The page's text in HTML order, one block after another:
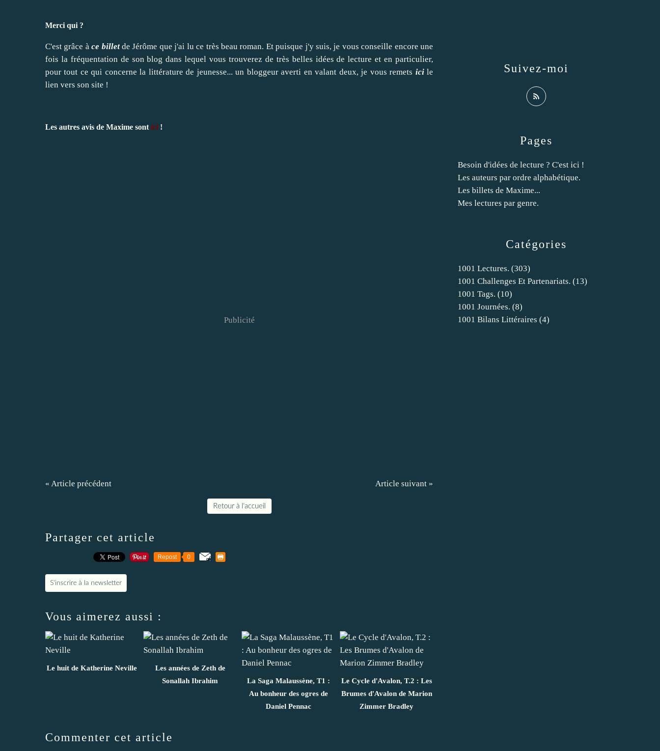
Merci qui ?
C'est grâce àce billetde Jérôme que j'ai lu ce très beau roman. Et puisque j'y suis, je vous conseille encore une
fois la fréquentation de son blog dans lequel vous trouverez de très belles idées de lecture et en particulier,
pour tout ce qui concerne la littérature de jeunesse... un bloggeur averti en valant deux, je vous remets icile
lien vers son site !
Les autres avis de Maxime sont ici!
Publicité
« Article précédent Article suivant »
Retour à l'accueil
Partager cet article
Repost 0
S'inscrire à la newsletter
Vous aimerez aussi :
Le huit de Katherine Neville
Les années de Zeth de
Sonallah Ibrahim
La Saga Malaussène, T1 :
Au bonheur des ogres de
Daniel Pennac
Le Cycle d'Avalon, T.2 : Les
Brumes d'Avalon de Marion
Zimmer Bradley
Commenter cet article
Catégories
1001 Lectures. (303)
1001 Challenges Et Partenariats. (13)
1001 Tags. (10)
1001 Journées. (8)
1001 Bilans Littéraires (4)
Pages
Besoin d'idées de lecture ? C'est ici !
Les auteurs par ordre alphabétique.
Les billets de Maxime...
Mes lectures par genre.
Suivez-moi